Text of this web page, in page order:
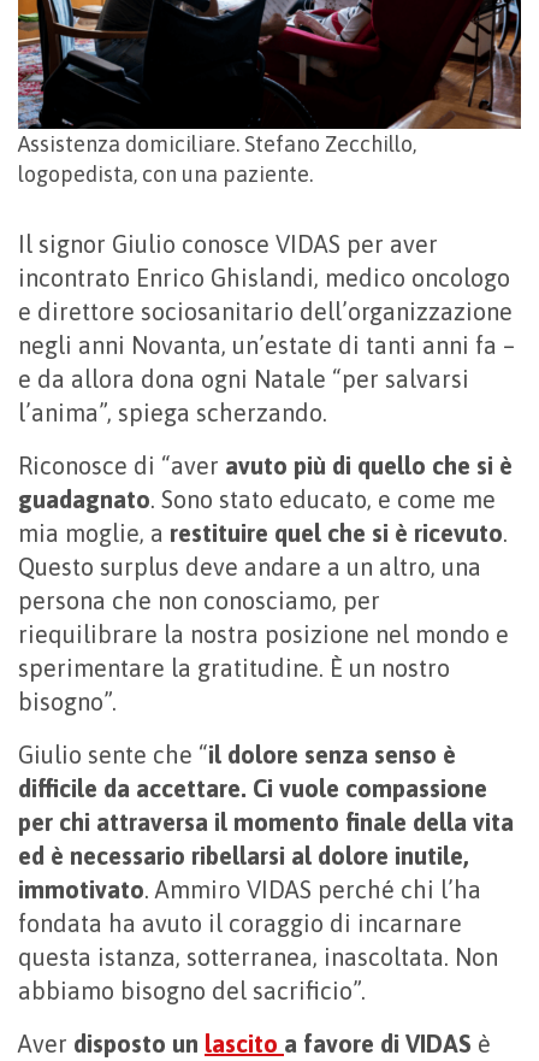
Assistenza domiciliare. Stefano Zecchillo,
logopedista, con una paziente.
Il signor Giulio conosce VIDAS per aver
incontrato Enrico Ghislandi, medico oncologo
e direttore sociosa­nitario dell’organizzazione
negli anni Novanta, un’estate di tanti anni fa –
e da allora dona ogni Natale “per salvarsi
l’anima”, spiega scherzando.
Riconosce di “aver avuto più di quello che si è
guada­gnato. Sono stato educato, e come me
mia moglie, a restituire quel che si è ricevuto.
Questo surplus deve andare a un altro, una
persona che non conosciamo, per
riequilibrare la nostra posizione nel mondo e
spe­rimentare la gratitudine. È un nostro
bisogno”.
Giulio sente che “il dolore senza senso è
difficile da accet­tare. Ci vuole compassione
per chi attraversa il momento finale della vita
ed è necessario ribellarsi al dolore inutile,
immotivato. Ammiro VIDAS perché chi l’ha
fondata ha avuto il coraggio di incarnare
questa istanza, sotterranea, inascoltata. Non
abbiamo bisogno del sacrificio”.
Aver disposto un lascito a favore di VIDAS è